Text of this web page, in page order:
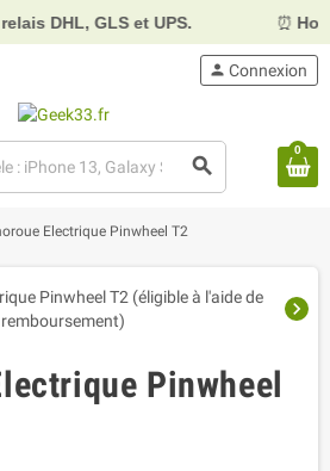
DHL, GLS et UPS. ⏰
search
person Connexion
0
Electrique Pinwheel T2
chevron_right
Pinwheel